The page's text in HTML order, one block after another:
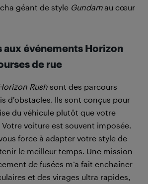
géant de style Gundamau cœur
aux événements Horizon
de rue
Rush sont des parcours
d’obstacles. Ils sont conçus pour
du véhicule plutôt que votre
voiture est souvent imposée.
force à adapter votre style de
le meilleur temps. Une mission
de fusées m’a fait enchaîner
et des virages ultra rapides,